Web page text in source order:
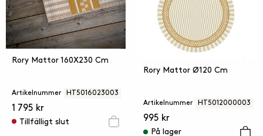
Rory Mattor 160X230 Cm
Artikelnummer HT5016023003
1 795 kr
Tillfälligt slut
Rory Mattor Ø120 Cm
Artikelnummer HT5012000003
995 kr
På lager